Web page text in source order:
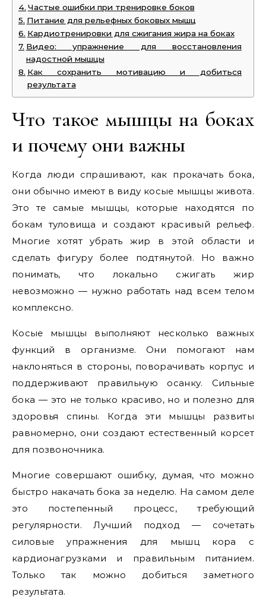
Частые ошибки при тренировке боков
Питание для рельефных боковых мышц
Кардиотренировки для сжигания жира на боках
Видео: упражнение для восстановления
надостной мышцы
Как сохранить мотивацию и добиться
результата
Что такое мышцы на боках
и почему они важны
Когда люди спрашивают, как прокачать бока,
они обычно имеют в виду косые мышцы живота.
Это те самые мышцы, которые находятся по
бокам туловища и создают красивый рельеф.
Многие хотят убрать жир в этой области и
сделать фигуру более подтянутой. Но важно
понимать, что локально сжигать жир
невозможно — нужно работать над всем телом
комплексно.
Косые мышцы выполняют несколько важных
функций в организме. Они помогают нам
наклоняться в стороны, поворачивать корпус и
поддерживают правильную осанку. Сильные
бока — это не только красиво, но и полезно для
здоровья спины. Когда эти мышцы развиты
равномерно, они создают естественный корсет
для позвоночника.
Многие совершают ошибку, думая, что можно
быстро накачать бока за неделю. На самом деле
это постепенный процесс, требующий
регулярности. Лучший подход — сочетать
силовые упражнения для мышц кора с
кардионагрузками и правильным питанием.
Только так можно добиться заметного
результата.